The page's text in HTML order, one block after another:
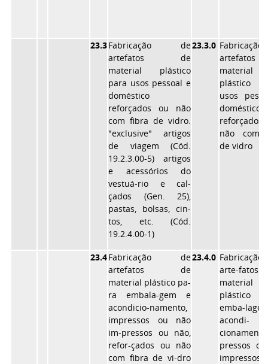
23.3Fabricação de
artefatos de
material plástico
para usos pessoal e
doméstico
reforçados ou não
com fibra de vidro.
"exclusive" artigos
de viagem (Cód.
19.2.3.00-5) artigos
e acessórios do
vestuá-rio e cal-
çados (Gen. 25),
pastas, bolsas, cin-
tos, etc. (Cód.
19.2.4.00-1)
23.3.0
material
plástico
usos
doméstico,
não com
de vidro
23.4Fabricação de
artefatos de
material plástico pa-
ra embala-gem e
acondicio-namento,
impressos ou não
im-pressos ou não,
refor-çados ou não
com fibra de vi-dro
23.4.0
arte-
material
plástico
emba-
acondi-
pressos